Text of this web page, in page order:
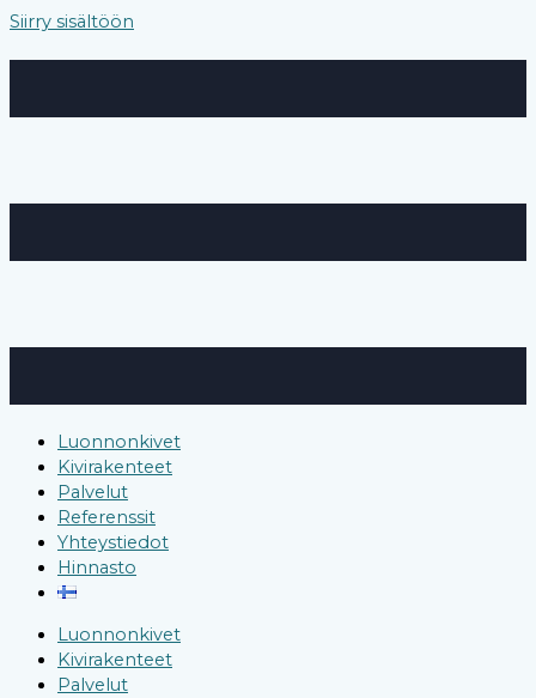
Siirry sisältöön
Luonnonkivet
Kivirakenteet
Palvelut
Referenssit
Yhteystiedot
Hinnasto
Luonnonkivet
Kivirakenteet
Palvelut